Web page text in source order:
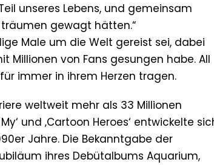
unseres Lebens, und gemeinsam
gewagt hätten.“
Male um die Welt gereist sei, dabei
von Fans gesungen habe. All
immer in ihrem Herzen tragen.
weltweit mehr als 33 Millionen
und ‚Cartoon Heroes‘ entwickelte
Jahre. Die Bekanntgabe der
ihres Debütalbums Aquarium,